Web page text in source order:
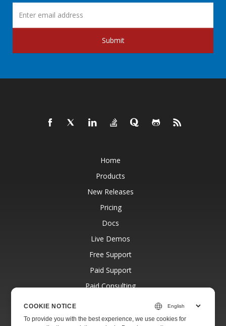
Submit
Home
Products
New Releases
Pricing
Docs
Live Demos
Free Support
Paid Support
Paid Consulting
Websites
COOKIE NOTICE
To provide you with the best experience, we use cookies for